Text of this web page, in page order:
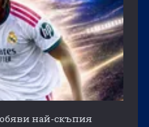
най-скъпия